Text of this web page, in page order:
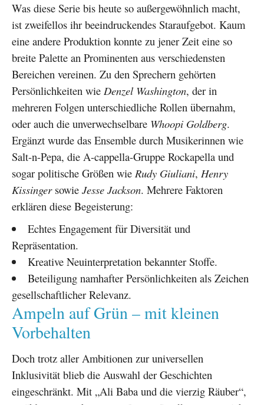
Was diese Serie bis heute so außergewöhnlich macht,
ist zweifellos ihr beeindruckendes Staraufgebot. Kaum
eine andere Produktion konnte zu jener Zeit eine so
breite Palette an Prominenten aus verschiedensten
Bereichen vereinen. Zu den Sprechern gehörten
Persönlichkeiten wie Denzel Washington, der in
mehreren Folgen unterschiedliche Rollen übernahm,
oder auch die unverwechselbare Whoopi Goldberg.
Ergänzt wurde das Ensemble durch Musikerinnen wie
Salt-n-Pepa, die A-cappella-Gruppe Rockapella und
sogar politische Größen wie Rudy Giuliani, Henry
Kissingersowie Jesse Jackson. Mehrere Faktoren
erklären diese Begeisterung:
Echtes Engagement für Diversität und
Repräsentation.
Kreative Neuinterpretation bekannter Stoffe.
Beteiligung namhafter Persönlichkeiten als Zeichen
gesellschaftlicher Relevanz.
Ampeln auf Grün – mit kleinen
Vorbehalten
Doch trotz aller Ambitionen zur universellen
Inklusivität blieb die Auswahl der Geschichten
eingeschränkt. Mit „Ali Baba und die vierzig Räuber“,